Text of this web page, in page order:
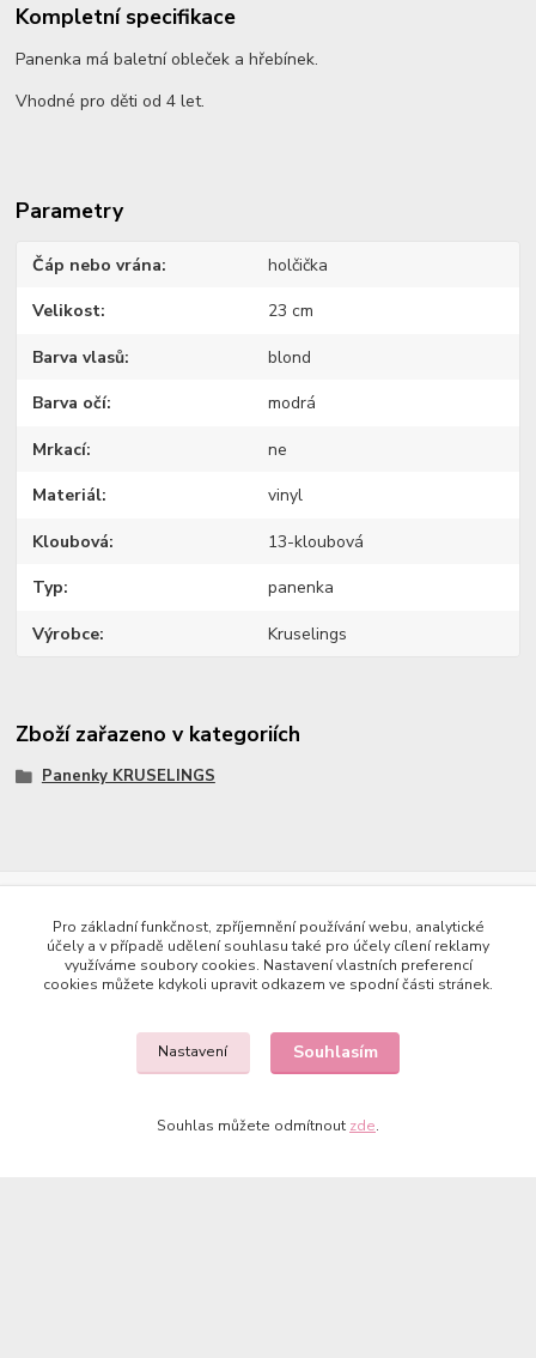
Kompletní specifikace
Panenka má baletní obleček a hřebínek.
Vhodné pro děti od 4 let.
Parametry
Čáp nebo vrána holčička
Velikost 23 cm
Barva vlasů blond
Barva očí modrá
Mrkací ne
Materiál vinyl
Kloubová 13-kloubová
Typ panenka
Výrobce Kruselings
Zboží zařazeno v kategoriích
Panenky KRUSELINGS
Pro základní funkčnost, zpříjemnění používání webu, analytické
účely a v případě udělení souhlasu také pro účely cílení reklamy
využíváme soubory cookies. Nastavení vlastních preferencí
cookies můžete kdykoli upravit odkazem ve spodní části stránek.
Nastavení Souhlasím
Souhlas můžete odmítnout zde.